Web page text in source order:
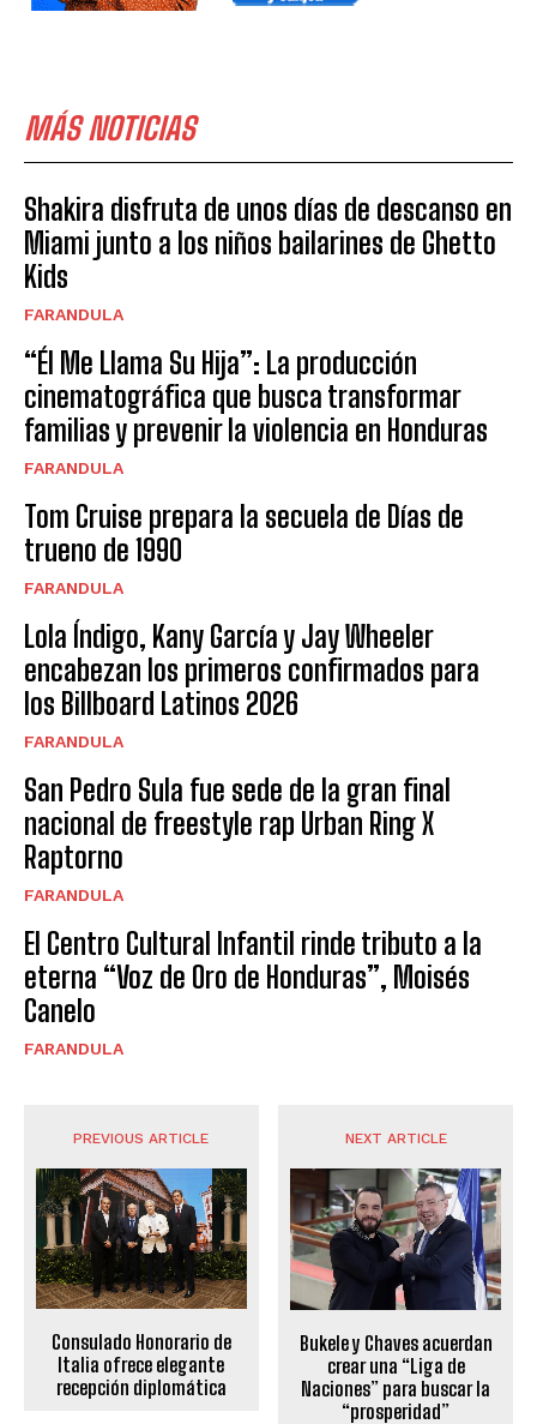
MÁS NOTICIAS
Shakira disfruta de unos días de descanso en
Miami junto a los niños bailarines de Ghetto
Kids
FARANDULA
“Él Me Llama Su Hija”: La producción
cinematográfica que busca transformar
familias y prevenir la violencia en Honduras
FARANDULA
Tom Cruise prepara la secuela de Días de
trueno de 1990
FARANDULA
Lola Índigo, Kany García y Jay Wheeler
encabezan los primeros confirmados para
los Billboard Latinos 2026
FARANDULA
San Pedro Sula fue sede de la gran final
nacional de freestyle rap Urban Ring X
Raptorno
FARANDULA
El Centro Cultural Infantil rinde tributo a la
eterna “Voz de Oro de Honduras”, Moisés
Canelo
FARANDULA
PREVIOUS ARTICLE
Consulado Honorario de
Italia ofrece elegante
recepción diplomática
NEXT ARTICLE
Bukele y Chaves acuerdan
crear una “Liga de
Naciones” para buscar la
“prosperidad”